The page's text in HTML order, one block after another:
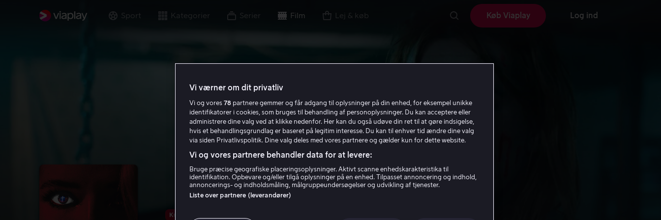
Sport Kategorier Serier Film Lej & køb Køb Viaplay Log ind
Kun hos os
Vi værner om dit privatliv
Vi og vores 78 partnere gemmer og får adgang til oplysninger på din enhed, for eksempel unikke
identifikatorer i cookies, som bruges til behandling af personoplysninger. Du kan acceptere eller
administrere dine valg ved at klikke nedenfor. Her kan du også udøve din ret til at gøre indsigelse,
hvis et behandlingsgrundlag er baseret på legitim interesse. Du kan til enhver tid ændre dine valg
via siden Privatlivspolitik. Dine valg deles med vores partnere og gælder kun for dette website.
Vi og vores partnere behandler data for at levere:
Bruge præcise geografiske placeringsoplysninger. Aktivt scanne enhedskarakteristika til
identifikation. Opbevare og/eller tilgå oplysninger på en enhed. Tilpasset annoncering og indhold,
annoncerings- og indholdsmåling, målgruppeundersøgelser og udvikling af tjenester.
Liste over partnere (leverandører)